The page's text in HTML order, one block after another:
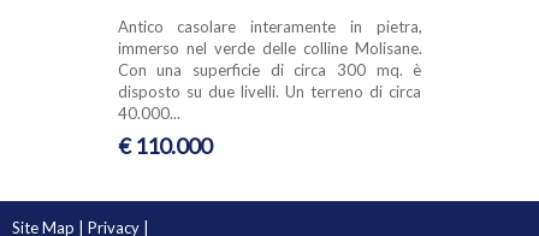
Antico casolare interamente in pietra,
immerso nel verde delle colline Molisane.
Con una superficie di circa 300 mq. è
disposto su due livelli. Un terreno di circa
40.000...
€ 110.000
Site Map Privacy